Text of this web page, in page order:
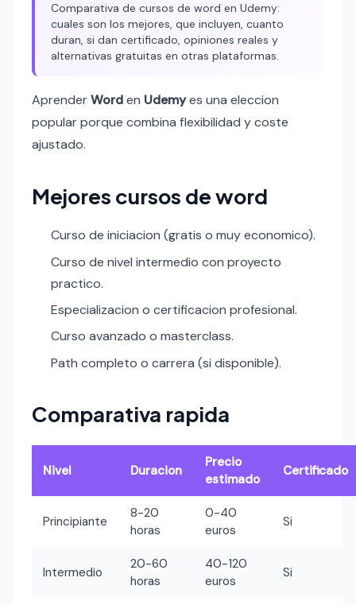
Comparativa de cursos de word en Udemy:
cuales son los mejores, que incluyen, cuanto
duran, si dan certificado, opiniones reales y
alternativas gratuitas en otras plataformas.
AprenderWorden Udemyes una eleccion
popular porque combina flexibilidad y coste
ajustado.
Mejores cursos de word
Curso de iniciacion (gratis o muy economico).
Curso de nivel intermedio con proyecto
practico.
Especializacion o certificacion profesional.
Curso avanzado o masterclass.
Path completo o carrera (si disponible).
Comparativa rapida
Nivel Duracion
Precio
estimado
Certificado
Principiante
8-20
horas
0-40
euros
Si
Intermedio
20-60
horas
40-120
euros
Si